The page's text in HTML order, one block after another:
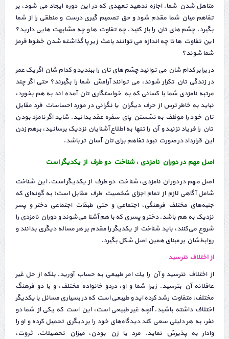
متاهل شدن شما. اجازه ندهید تعهدی که در این دوره ایجاد می شود، بر
تفاهم میان شما مقدم شود و حق تصمیم گیری درست و منطقی را از شما
بگیرد. چشم های تان را باز کنید. چه تفاوت ها و چه مشابهت هایی دارید؟
این تفاوت ها تا چه اندازه می توانند باعث زیر پا گذاشته شدن خطوط قرمز
شما شوند؟
در برابر کدام شان می توانید چشم های تان را ببندید و کدام شان اگر یک عمر
در زندگی تان تکرار شوند، می توانند آرامش شما را بگیرند؟ حتی اگر چند
مرتبه نامزدی شما با کسانی که به خواستگاری تان آمده اند به هم بخورد،
نباید به خاطر ترس از حرف دیگران یا نگرانی در مورد احساسات فرد مقابل
تان خود را موظف به نشستن پای سفره عقد بدانید. شاید اگر نامزد بودن
تان را فریاد نزنید و آن را تنها به اطلاع آشنایان نزدیک برسانید، برهم زدن
این قرارداد در صورت نبود تفاهم برای تان آسان تر باشد.
اصل مهم در دوران نامزدی ، شناخت دو طرف از یکدیگر است
اصل مهم در دوران نامزدی، شناخت دو طرف از یکدیگر است. این شناخت
شامل آگاهی لازم از تمام اجزای شخصیت طرف مقابل است؛ به گونه‌ای که
جنبه‌های مختلف فرهنگی، اجتماعی و حتی طبقات اجتماعی دختر و پسر
نزدیک به هم باشد. دختر و پسری که با هم آشنا می‌شوند و دوران نامزدی‌ را
شروع می‌کنند، باید شناخت از یکدیگر را مقدم بر هر مساله دیگری بدانند و
روابط‌شان بر مبنای همین اصل شکل بگیرد.
از اختلاف نترسید
از اختلاف نترسید و آن را یك امر طبیعی به حساب آورید. بلكه از حل غیر
عاقلانه آن بترسید. زیرا شما و او، دردو خانواده مختلف، و با دو فرهنگ
مختلف، متفاوت رشد كرده اید و طبیعی است كه در بسیاری مسائل با یكدیگر
اختلاف داشته باشید. آنچه غیر طبیعی است، این است كه یكی از شما دو
نفر، به هر دلیلی سعی كند دیدگاه‌های خود را بر دیگری تحمیل كرده و او را
وادار به پذیرش نماید. مرد یا زن بودن، میزان تحصیلات، ثروت،